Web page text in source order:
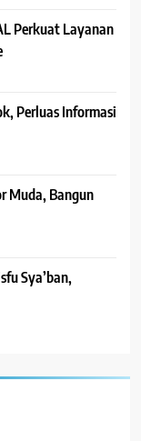
Perkuat Layanan
Perluas Informasi
Muda, Bangun
Sya’ban,